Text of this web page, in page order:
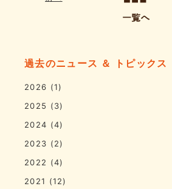
過去のニュース ＆ トピックス
2026 (1)
2025 (3)
2024 (4)
2023 (2)
2022 (4)
2021 (12)